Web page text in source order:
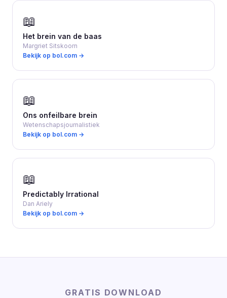
📖
Het brein van de baas
Margriet Sitskoorn
Bekijk op bol.com →
📖
Ons onfeilbare brein
Wetenschapsjournalistiek
Bekijk op bol.com →
📖
Predictably Irrational
Dan Ariely
Bekijk op bol.com →
GRATIS DOWNLOAD